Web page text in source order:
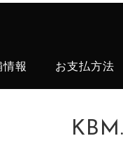
情報 お支払方法